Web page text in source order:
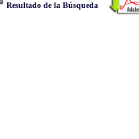
Resultado de la Búsqueda